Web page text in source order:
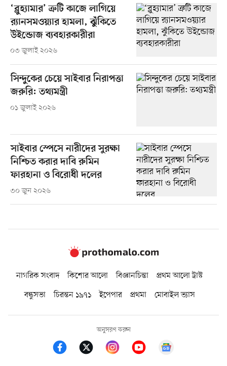
‘ব্লুহ্যামার’ ত্রুটি কাজে লাগিয়ে
র‍্যানসমওয়্যার হামলা, ঝুঁকিতে
উইন্ডোজ ব্যবহারকারীরা
০৩ জুলাই ২০২৬
সিন্দুকের চেয়ে সাইবার নিরাপত্তা
জরুরি: তথ্যমন্ত্রী
০১ জুলাই ২০২৬
সাইবার স্পেসে নারীদের সুরক্ষা
নিশ্চিত করার দাবি রুমিন
ফারহানা ও বিরোধী দলের
৩০ জুন ২০২৬
নাগরিক সংবাদ কিশোর আলো বিজ্ঞানচিন্তা
প্রথম আলো ট্রাস্ট
বন্ধুসভা
চিরন্তন ১৯৭১ ইপেপার প্রথমা মোবাইল ভ্যাস
অনুসরণ করুন